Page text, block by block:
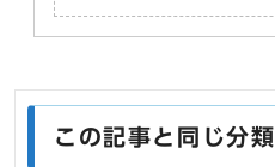
この記事と同じ分